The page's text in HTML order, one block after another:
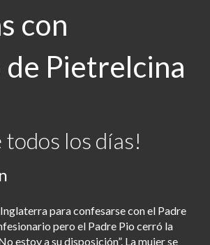
con
de Pietrelcina
los días!
para confesarse con el Padre
pero el Padre Pio cerró la
estoy a su disposición”. La mujer se